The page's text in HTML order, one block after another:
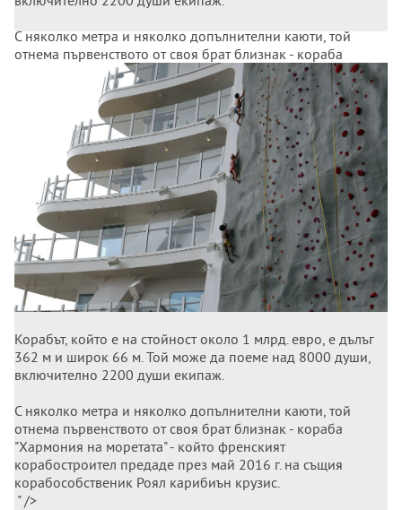
С няколко метра и няколко допълнителни каюти, той
отнема първенството от своя брат близнак - кораба
"Хармония на моретата" - който френският
корабостроител предаде през май 2016 г. на същия
корабособственик Роял карибиън крузис.
Корабът, който е на стойност около 1 млрд. евро, е дълъг
362 м и широк 66 м. Той може да поеме над 8000 души,
включително 2200 души екипаж.
С няколко метра и няколко допълнителни каюти, той
отнема първенството от своя брат близнак - кораба
"Хармония на моретата" - който френският
корабостроител предаде през май 2016 г. на същия
корабособственик Роял карибиън крузис.
" />